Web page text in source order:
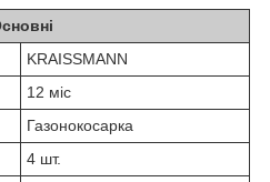
KRAISSMANN
12 міс
Газонокосарка
4 шт.